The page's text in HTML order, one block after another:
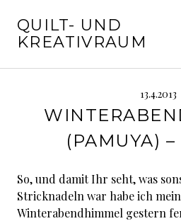
zum
Inhalt
QUILT- UND
KREATIVRAUM
13.4.2013
(PAMUYA) –
So, und damit Ihr seht, was
Stricknadeln war habe ich
Winterabendhimmel gestern